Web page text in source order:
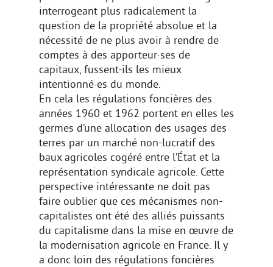
interrogeant plus radicalement la
question de la propriété absolue et la
nécessité de ne plus avoir à rendre de
comptes à des apporteur·ses de
capitaux, fussent-ils les mieux
intentionné·es du monde.
En cela les régulations foncières des
années 1960 et 1962 portent en elles les
germes d’une allocation des usages des
terres par un marché non-lucratif des
baux agricoles cogéré entre l’État et la
représentation syndicale agricole. Cette
perspective intéressante ne doit pas
faire oublier que ces mécanismes non-
capitalistes ont été des alliés puissants
du capitalisme dans la mise en œuvre de
la modernisation agricole en France. Il y
a donc loin des régulations foncières